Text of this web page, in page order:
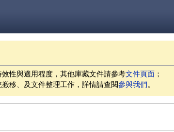
性與適用程度，其他庫藏文件請參考文件頁面 ；
移、及文件整理工作，詳情請查閱參與我們。